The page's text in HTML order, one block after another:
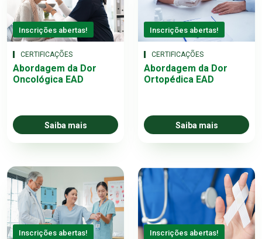
Inscrições abertas!
CERTIFICAÇÕES
Abordagem da Dor
Oncológica EAD
Saiba mais
Inscrições abertas!
CERTIFICAÇÕES
Abordagem da Dor
Ortopédica EAD
Saiba mais
Inscrições abertas! Inscrições abertas!